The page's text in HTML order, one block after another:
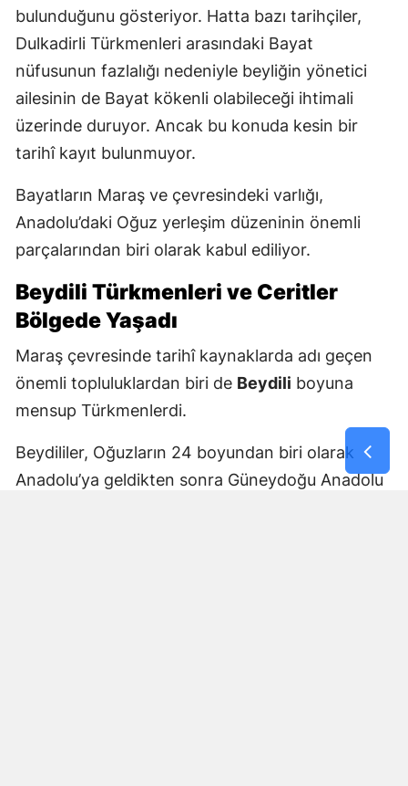
bulunduğunu gösteriyor. Hatta bazı tarihçiler,
Dulkadirli Türkmenleri arasındaki Bayat
nüfusunun fazlalığı nedeniyle beyliğin yönetici
ailesinin de Bayat kökenli olabileceği ihtimali
üzerinde duruyor. Ancak bu konuda kesin bir
tarihî kayıt bulunmuyor.
Bayatların Maraş ve çevresindeki varlığı,
Anadolu’daki Oğuz yerleşim düzeninin önemli
parçalarından biri olarak kabul ediliyor.
Beydili Türkmenleri ve Ceritler
Bölgede Yaşadı
Maraş çevresinde tarihî kaynaklarda adı geçen
önemli topluluklardan biri de Beydili boyuna
mensup Türkmenlerdi.
Beydililer, Oğuzların 24 boyundan biri olarak
Anadolu’ya geldikten sonra Güneydoğu Anadolu